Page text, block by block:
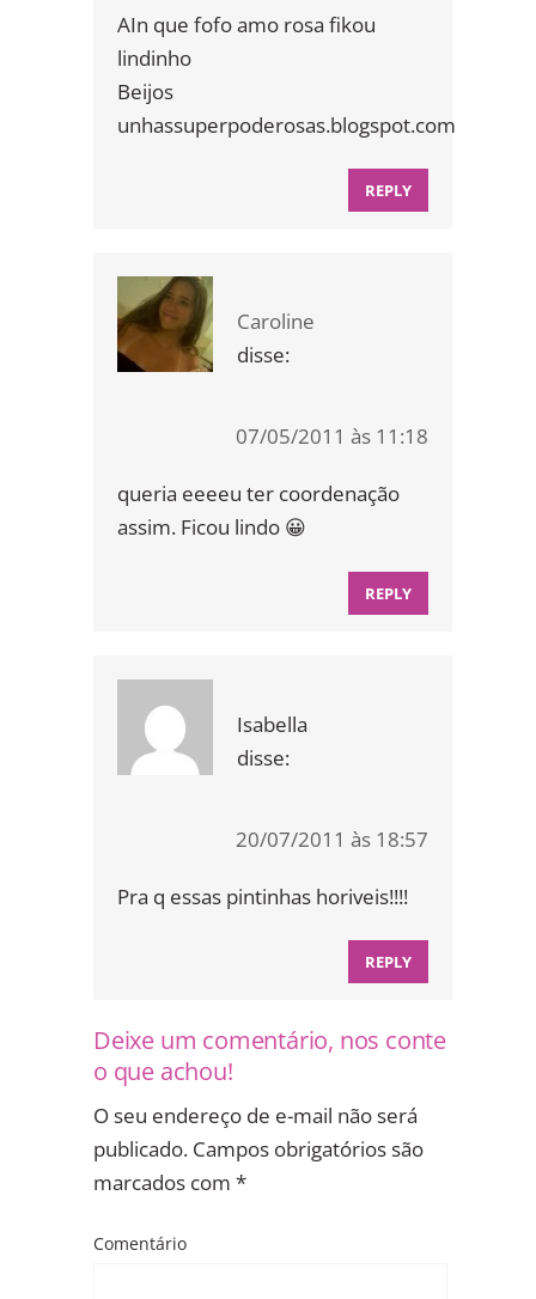
AIn que fofo amo rosa fikou
lindinho
Beijos
unhassuperpoderosas.blogspot.com
REPLY
Caroline
disse:
07/05/2011 às 11:18
queria eeeeu ter coordenação
assim. Ficou lindo 😀
REPLY
Isabella
disse:
20/07/2011 às 18:57
Pra q essas pintinhas horiveis!!!!
REPLY
Deixe um comentário, nos conte
o que achou!
O seu endereço de e-mail não será
publicado. Campos obrigatórios são
marcados com *
Comentário